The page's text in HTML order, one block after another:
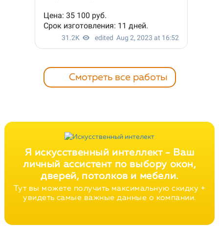
Смотреть все работы
Я искусственный интеллект - Ваш
личный ассистент по выбору окон,
дверей, потолков и мебели.
Тут вы можете получить максимальную скидку +
увидеть самые важные данные о компании.